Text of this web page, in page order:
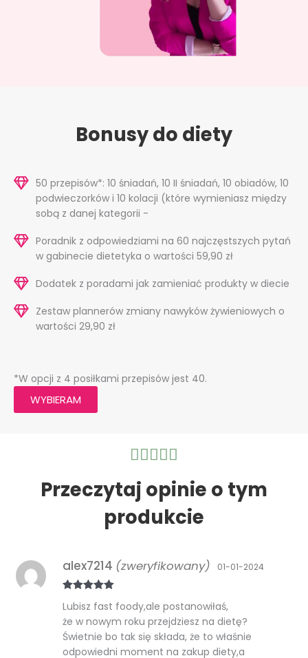
Bonusy do diety
50 przepisów*: 10 śniadań, 10 II śniadań, 10 obiadów, 10
podwieczorków i 10 kolacji (które wymieniasz między
sobą z danej kategorii -
Poradnik z odpowiedziami na 60 najczęstszych pytań
w gabinecie dietetyka o wartości 59,90 zł
Dodatek z poradami jak zamieniać produkty w diecie
Zestaw plannerów zmiany nawyków żywieniowych o
wartości 29,90 zł
*W opcji z 4 posiłkami przepisów jest 40.
WYBIERAM

z
5
Przeczytaj opinie o tym
produkcie
na 5
alex7214 (zweryfikowany) 01-01-2024
Lubisz fast foody,ale postanowiłaś,
że w nowym roku przejdziesz na dietę?
Świetnie bo tak się składa, że to właśnie
odpowiedni moment na zakup diety,a